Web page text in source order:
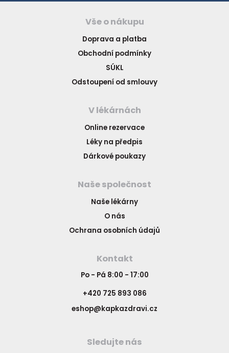
Vše o nákupu
Doprava a platba
Obchodní podmínky
SÚKL
Odstoupení od smlouvy
V lékárnách
Online rezervace
Léky na předpis
Dárkové poukazy
Naše společnost
Naše lékárny
O nás
Ochrana osobních údajů
Kontakt
Po - Pá 8:00 - 17:00
+420 725 893 086
eshop@kapkazdravi.cz
Sledujte nás